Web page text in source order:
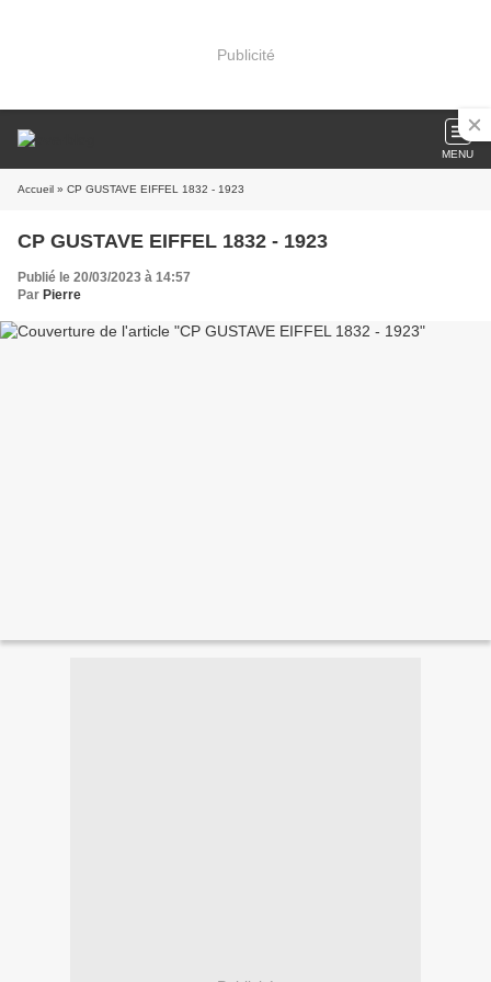
Publicité
MENU
Accueil » CP GUSTAVE EIFFEL 1832 - 1923
CP GUSTAVE EIFFEL 1832 - 1923
Publié le 20/03/2023 à 14:57
Par Pierre